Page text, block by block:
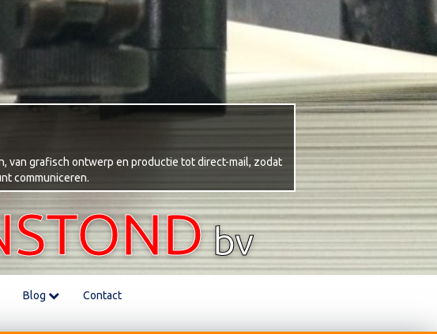
van grafisch ontwerp en productie tot direct-mail, zodat
communiceren.
bv
Blog Contact